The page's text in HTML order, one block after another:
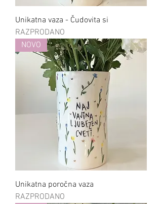
Unikatna vaza - Čudovita si
RAZPRODANO
NOVO
Unikatna poročna vaza
RAZPRODANO